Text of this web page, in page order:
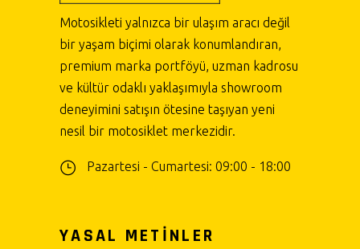
Motosikleti yalnızca bir ulaşım aracı değil
bir yaşam biçimi olarak konumlandıran,
premium marka portföyü, uzman kadrosu
ve kültür odaklı yaklaşımıyla showroom
deneyimini satışın ötesine taşıyan yeni
nesil bir motosiklet merkezidir.
Pazartesi - Cumartesi: 09:00 - 18:00
YASAL METİNLER